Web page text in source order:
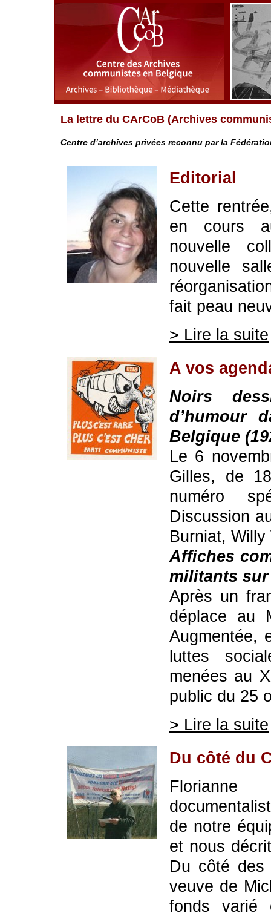
La lettre du CArCoB (Archives
Centre d’archives privées reconnu par la
Editorial
Cette
en cours
nouvelle
nouvelle
fait peau
> Lire la suite
A vos
Noirs
d’humour
Belgique
Le 6
Gilles, de
numéro
Discussion
Burniat,
Affiches
militants sur
Après un
déplace au
Augmentée,
luttes
menées au
public du 25
> Lire la suite
Du côté du
de notre
et nous
Du côté des
veuve de
fonds varié